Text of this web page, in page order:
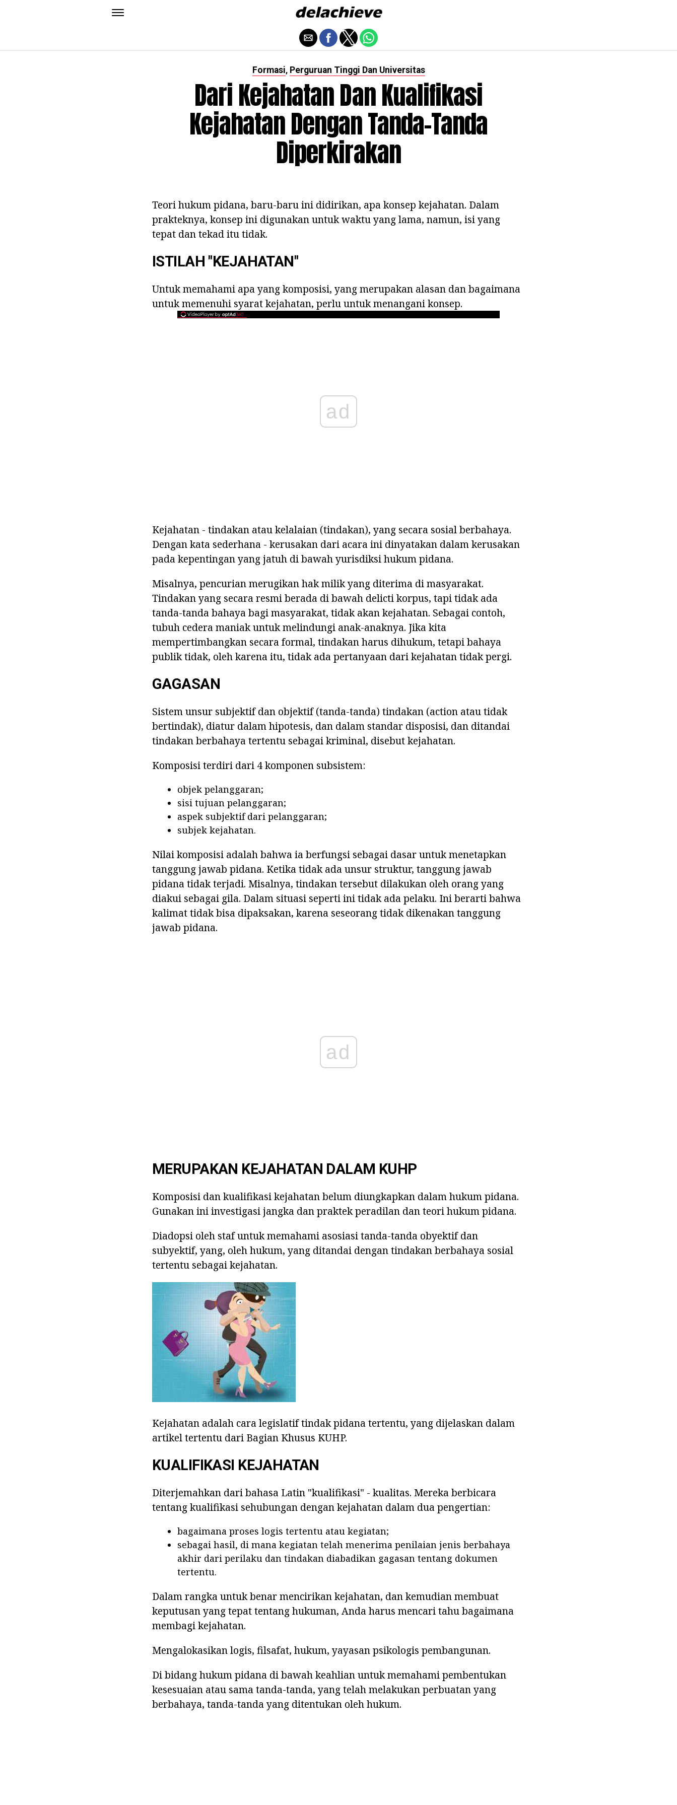
Formasi, Perguruan Tinggi Dan Universitas
Dari Kejahatan Dan Kualifikasi
Kejahatan Dengan Tanda-Tanda
Diperkirakan
Teori hukum pidana, baru-baru ini didirikan, apa konsep kejahatan. Dalam
prakteknya, konsep ini digunakan untuk waktu yang lama, namun, isi yang
tepat dan tekad itu tidak.
ISTILAH "KEJAHATAN"
Untuk memahami apa yang komposisi, yang merupakan alasan dan bagaimana
untuk memenuhi syarat kejahatan, perlu untuk menangani konsep.
ad
Kejahatan - tindakan atau kelalaian (tindakan), yang secara sosial berbahaya.
Dengan kata sederhana - kerusakan dari acara ini dinyatakan dalam kerusakan
pada kepentingan yang jatuh di bawah yurisdiksi hukum pidana.
Misalnya, pencurian merugikan hak milik yang diterima di masyarakat.
Tindakan yang secara resmi berada di bawah delicti korpus, tapi tidak ada
tanda-tanda bahaya bagi masyarakat, tidak akan kejahatan. Sebagai contoh,
tubuh cedera maniak untuk melindungi anak-anaknya. Jika kita
mempertimbangkan secara formal, tindakan harus dihukum, tetapi bahaya
publik tidak, oleh karena itu, tidak ada pertanyaan dari kejahatan tidak pergi.
GAGASAN
Sistem unsur subjektif dan objektif (tanda-tanda) tindakan (action atau tidak
bertindak), diatur dalam hipotesis, dan dalam standar disposisi, dan ditandai
tindakan berbahaya tertentu sebagai kriminal, disebut kejahatan.
Komposisi terdiri dari 4 komponen subsistem:
objek pelanggaran;
sisi tujuan pelanggaran;
aspek subjektif dari pelanggaran;
subjek kejahatan.
Nilai komposisi adalah bahwa ia berfungsi sebagai dasar untuk menetapkan
tanggung jawab pidana. Ketika tidak ada unsur struktur, tanggung jawab
pidana tidak terjadi. Misalnya, tindakan tersebut dilakukan oleh orang yang
diakui sebagai gila. Dalam situasi seperti ini tidak ada pelaku. Ini berarti bahwa
kalimat tidak bisa dipaksakan, karena seseorang tidak dikenakan tanggung
jawab pidana.
ad
MERUPAKAN KEJAHATAN DALAM KUHP
Komposisi dan kualifikasi kejahatan belum diungkapkan dalam hukum pidana.
Gunakan ini investigasi jangka dan praktek peradilan dan teori hukum pidana.
Diadopsi oleh staf untuk memahami asosiasi tanda-tanda obyektif dan
subyektif, yang, oleh hukum, yang ditandai dengan tindakan berbahaya sosial
tertentu sebagai kejahatan.
Kejahatan adalah cara legislatif tindak pidana tertentu, yang dijelaskan dalam
artikel tertentu dari Bagian Khusus KUHP.
KUALIFIKASI KEJAHATAN
Diterjemahkan dari bahasa Latin "kualifikasi" - kualitas. Mereka berbicara
tentang kualifikasi sehubungan dengan kejahatan dalam dua pengertian:
bagaimana proses logis tertentu atau kegiatan;
sebagai hasil, di mana kegiatan telah menerima penilaian jenis berbahaya
akhir dari perilaku dan tindakan diabadikan gagasan tentang dokumen
tertentu.
Dalam rangka untuk benar mencirikan kejahatan, dan kemudian membuat
keputusan yang tepat tentang hukuman, Anda harus mencari tahu bagaimana
membagi kejahatan.
Mengalokasikan logis, filsafat, hukum, yayasan psikologis pembangunan.
Di bidang hukum pidana di bawah keahlian untuk memahami pembentukan
kesesuaian atau sama tanda-tanda, yang telah melakukan perbuatan yang
berbahaya, tanda-tanda yang ditentukan oleh hukum.